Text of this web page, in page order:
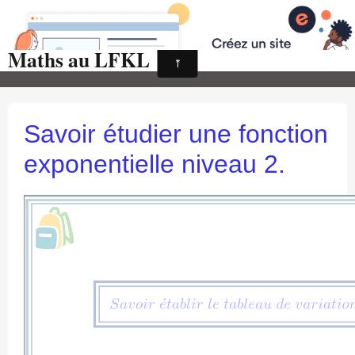
Page d'accueil
Pour les Profs
auto-évaluations
TICE
Sujets de bac
Programmes officiels
Maths au LFKL
Savoir étudier une fonction
exponentielle niveau 2.